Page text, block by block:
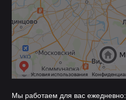
Мы работаем для вас ежедневно: